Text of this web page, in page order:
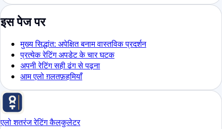
इस पेज पर
मुख्य सिद्धांत: अपेक्षित बनाम वास्तविक प्रदर्शन
प्रत्येक रेटिंग अपडेट के चार घटक
अपनी रेटिंग सही ढंग से पढ़ना
आम एलो ग़लतफ़हमियाँ
एलो शतरंज रेटिंग कैलकुलेटर